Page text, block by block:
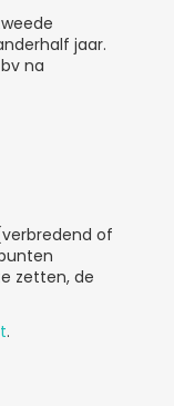
jaar.
na
of
zetten, de
.